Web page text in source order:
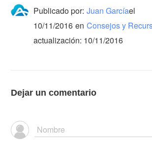
Publicado por: Juan Garcíael
10/11/2016 en Consejos y
actualización: 10/11/2016
Dejar un comentario